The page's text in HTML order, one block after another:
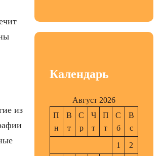
из
Календарь
Август 2026
П
н
В
т
С
р
Ч
т
П
т
С
б
В
с
1
2